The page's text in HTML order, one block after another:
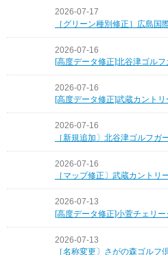
2026-07-17
［グリーン種別修正］広島国
2026-07-16
[高度データ修正]北谷津ゴルフ
2026-07-16
[高度データ修正]武蔵カント
2026-07-16
［新規追加〕北谷津ゴルフガ
2026-07-16
［マップ修正〕武蔵カント
2026-07-13
[高度データ修正]小萱チェリ
2026-07-13
［名称変更〕さがの森ゴルフ